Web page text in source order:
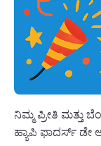
ನಿಮ್ಮ ಪ್ರೀತಿ ಮತ್ತು
ಹ್ಯಾಪಿ ಫಾದರ್ಸ್ ಡೇ